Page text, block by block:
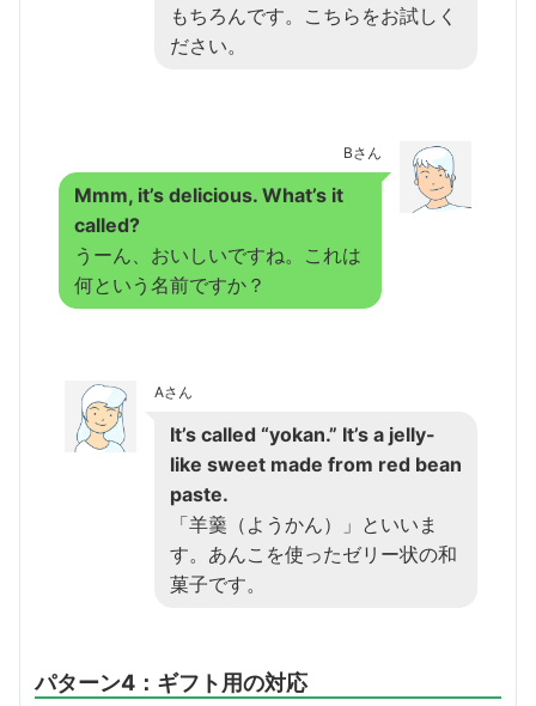
もちろんです。こちらをお試しく
ださい。
Bさん
Mmm, it’s delicious. What’s it
called?
うーん、おいしいですね。これは
何という名前ですか？
Aさん
It’s called “yokan.” It’s a jelly-
like sweet made from red bean
paste.
「羊羹（ようかん）」といいま
す。あんこを使ったゼリー状の和
菓子です。
パターン4：ギフト用の対応